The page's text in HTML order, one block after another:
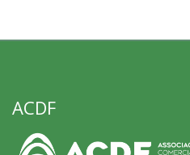
ACDF